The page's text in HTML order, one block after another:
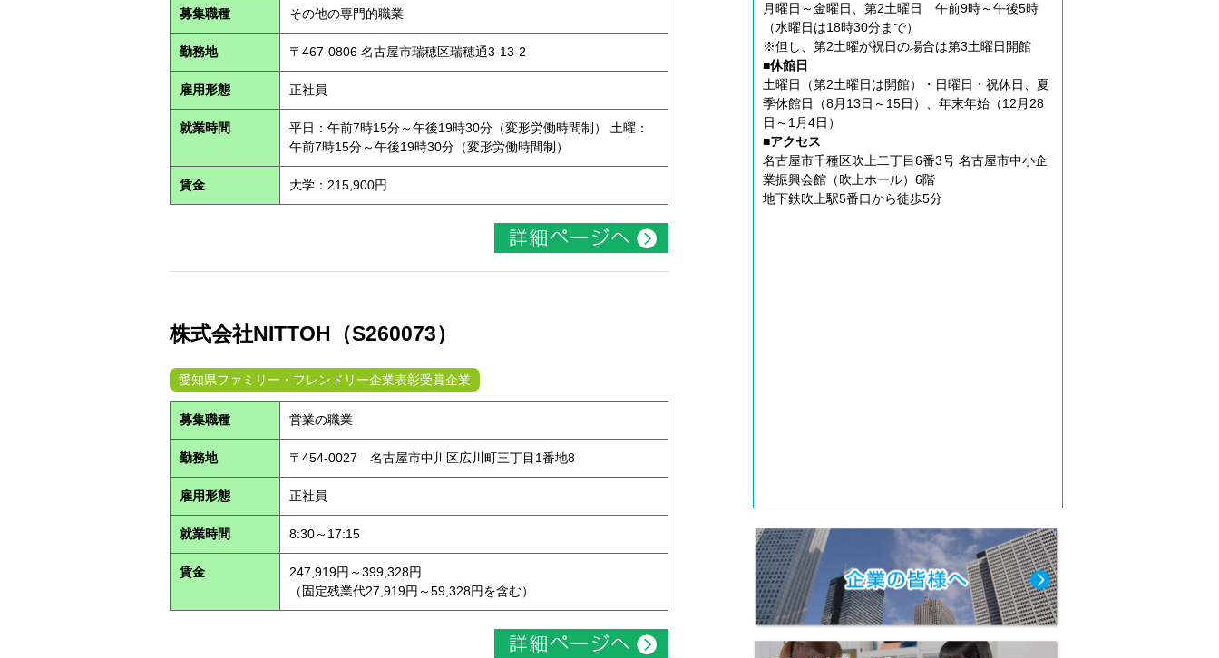
募集職種 その他の専門的職業
勤務地 〒467-0806 名古屋市瑞穂区瑞穂通3-13-2
雇用形態 正社員
就業時間
平日：午前7時15分～午後19時30分（変形労働時間制） 土曜：
午前7時15分～午後19時30分（変形労働時間制）
賃金 大学：215,900円
株式会社NITTOH（S260073）
愛知県ファミリー・フレンドリー企業表彰受賞企業
募集職種 営業の職業
勤務地 〒454-0027 名古屋市中川区広川町三丁目1番地8
雇用形態 正社員
就業時間 8:30～17:15
賃金
247,919円～399,328円
（固定残業代27,919円～59,328円を含む）
月曜日～金曜日、第2土曜日 午前9時～午後5時
（水曜日は18時30分まで）
※但し、第2土曜が祝日の場合は第3土曜日開館
■休館日
土曜日（第2土曜日は開館）・日曜日・祝休日、夏
季休館日（8月13日～15日）、年末年始（12月28
日～1月4日）
■アクセス
名古屋市千種区吹上二丁目6番3号 名古屋市中小企
業振興会館（吹上ホール）6階
地下鉄吹上駅5番口から徒歩5分